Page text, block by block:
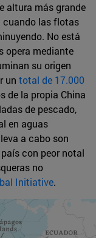
altura más grande
cuando las flotas
No está
opera mediante
su origen
un total de 17.000
de la propia China
de pescado,
en aguas
a cabo son
con peor notal
no
Initiative.